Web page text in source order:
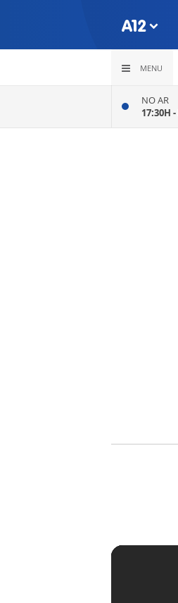
MENU
NO AR
17:30H -